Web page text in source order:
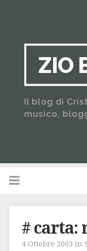
ZIO
Il blog di
musico,
# carta:
4 Ottobre 2003 in